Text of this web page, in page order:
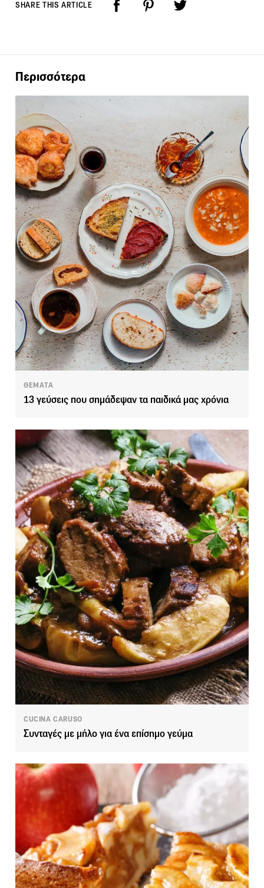
SHARE THIS ARTICLE
Περισσότερα
ΘΕΜΑΤΑ
13 γεύσεις που σημάδεψαν τα παιδικά μας χρόνια
CUCINA CARUSO
Συνταγές με μήλο για ένα επίσημο γεύμα